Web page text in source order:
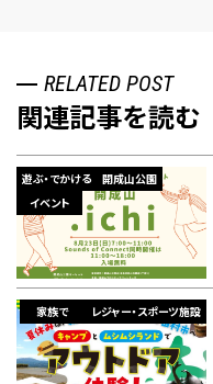
RELATED POST
関連記事を読む
遊ぶ・でかける
開成山公園
イベント
家族で レジャー・スポーツ施設